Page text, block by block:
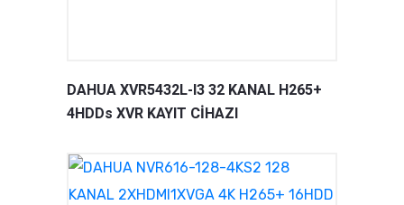
DAHUA XVR5432L-I3 32 KANAL H265+
4HDDs XVR KAYIT CİHAZI